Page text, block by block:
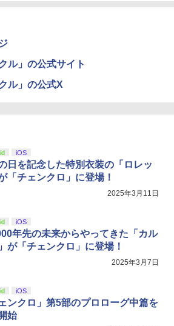
￥2,963
【中古】 アサシン クリード ヴァルハ
ソニー・インタラクティブエンタテイン
メント 【PS5】Marvel’s Spider-Man 2
通常版 [ECJS-00035 PS5 マーベルス
￥3,980
【中古】PSP go「プレイステーショ
ン・ポータブル go」 パール・ホワイト
【楽天ブックス限定先着特典】「超かぐ
ースター) [ 夏吉ゆうこ ]
ゾンビランドサガLIVE～フランシュシュ
ゆめぎんがフェスティバル～【Blu-ra
y】 [ (V.A.) ]
￥55,491
ニンテンドープリペイド番号 5000円|オ
【純正品】DualSense ワイヤレスコン
【純正品】Xbox 充電式バッテリー + US
B-C ケーブル
【国内正規品】Thrustmaster スラスト
マスター TH8S シフター - PC、PS4、P
S5、PS5 Pro、Xbox One、Xbox Serie
s X|S 対応の高精度 H パターン シフター
ナル三方背収納ケース付きコレクション)
(オリジナル特典:オリジナル巾着＋メー
カー特典:【坤と離】二振りの剣、十翼よ
り来たる！スタジオ描き下ろしイラスト
ボード付) [Blu-ray]
窩座再来 完全生産限定版 [Blu-ray]
￥8,698
【Amazon.co.jp限定】劇場版モノノ怪
第三章 蛇神 (オリジナル特典:オリジナル
巾着＋メーカー特典:【坤と離】二振りの
剣、十翼より来たる！スタジオ描き下ろ
￥8,800
ル」の公式サイト
ル」の公式X
iOS
日を記念した特別衣装の「ロレッ
「チェンクロ」に登場！
2025年3月11日
iOS
年先の未来からやってきた「カル
が「チェンクロ」に登場！
2025年3月7日
iOS
ェンクロ」第5部のプロローグ中篇を
始